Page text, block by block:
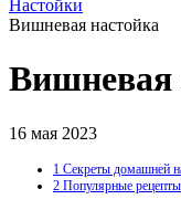
Настойки
Вишневая настойка
Вишневая
16 мая 2023
1 Секреты домашней
2 Популярные рецепты